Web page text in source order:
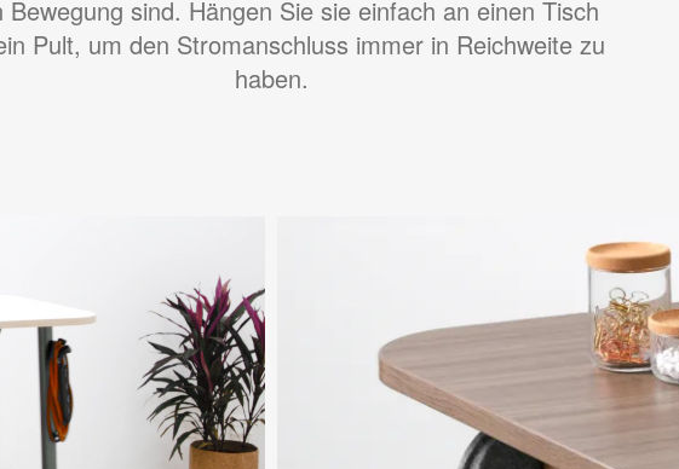
Bewegung sind. Hängen Sie sie einfach an einen Tisch
Pult, um den Stromanschluss immer in Reichweite zu
haben.